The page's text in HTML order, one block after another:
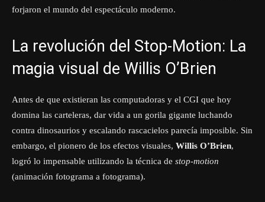
forjaron el mundo del espectáculo moderno.
La revolución del Stop-Motion: La
magia visual de Willis O’Brien
Antes de que existieran las computadoras y el CGI que hoy
domina las carteleras, dar vida a un gorila gigante luchando
contra dinosaurios y escalando rascacielos parecía imposible. Sin
embargo, el pionero de los efectos visuales, Willis O’Brien,
logró lo impensable utilizando la técnica de stop-motion
(animación fotograma a fotograma).